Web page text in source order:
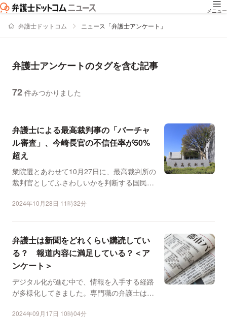
メニュー
弁護士ドットコム ニュース「弁護士アンケート」
弁護士アンケートのタグを含む記事
72 件みつかりました
弁護士による最高裁判事の「バーチャ
ル審査」、今崎長官の不信任率が50%
超え
衆院選とあわせて10月27日に、最高裁判所の
裁判官としてふさわしいかを判断する国民審
2024年10月28日 11時32分
弁護士は新聞をどれくらい購読してい
る？ 報道内容に満足している？＜ア
ンケート＞
デジタル化が進む中で、情報を入手する経路
が多様化してきました。専門職の弁護士は普
2024年09月17日 10時04分